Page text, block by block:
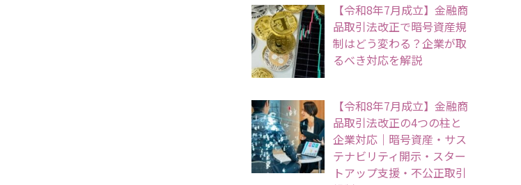
【令和8年7月成立】金融商
品取引法改正で暗号資産規
制はどう変わる？企業が取
るべき対応を解説
【令和8年7月成立】金融商
品取引法改正の4つの柱と
企業対応｜暗号資産・サス
テナビリティ開示・スター
トアップ支援・不公正取引